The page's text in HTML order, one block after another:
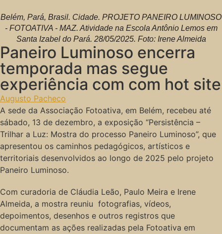
Belém, Pará, Brasil. Cidade. PROJETO PANEIRO LUMINOSO
- FOTOATIVA - MAZ. Atividade na Escola Antônio Lemos em
Santa Izabel do Pará. 28/05/2025. Foto: Irene Almeida
Paneiro Luminoso encerra
temporada mas segue
experiência com com hot site
Augusto Pacheco
A sede da Associação Fotoativa, em Belém, recebeu até
sábado, 13 de dezembro, a exposição “Persistência –
Trilhar a Luz: Mostra do processo Paneiro Luminoso”, que
apresentou os caminhos pedagógicos, artísticos e
territoriais desenvolvidos ao longo de 2025 pelo projeto
Paneiro Luminoso.
Com curadoria de Cláudia Leão, Paulo Meira e Irene
Almeida, a mostra reuniu fotografias, vídeos,
depoimentos, desenhos e outros registros que
documentam as ações realizadas pela Fotoativa em